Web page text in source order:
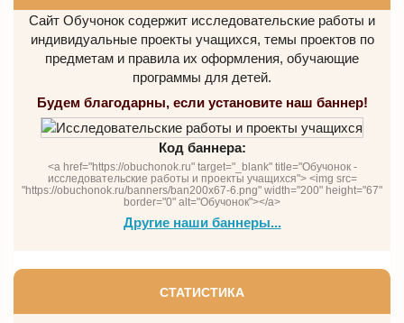
Сайт Обучонок содержит исследовательские работы и
индивидуальные проекты учащихся, темы проектов по
предметам и правила их оформления, обучающие
программы для детей.
Будем благодарны, если установите наш баннер!
Код баннера:
<a href="https://obuchonok.ru" target="_blank" title="Обучонок -
исследовательские работы и проекты учащихся"> <img src=
"https://obuchonok.ru/banners/ban200x67-6.png" width="200" height="67"
border="0" alt="Обучонок"></a>
Другие наши баннеры...
СТАТИСТИКА